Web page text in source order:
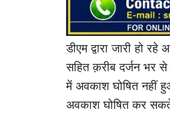
डीएम द्वारा जारी हो
सहित क़रीब दर्जन भर से
में अवकाश घोषित नहीं
अवकाश घोषित कर